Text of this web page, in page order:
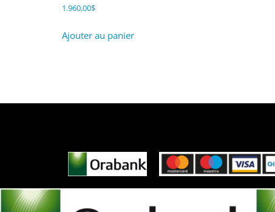
3.20
1.960,00$
Ajouter au panier